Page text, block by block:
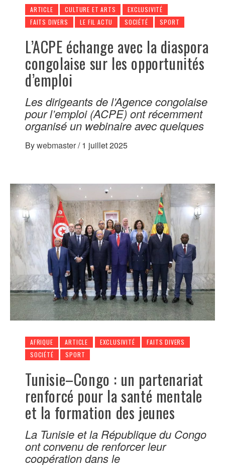
ARTICLE CULTURE ET ARTS
EXCLUSIVITÉ
FAITS DIVERS
LE FIL ACTU SOCIÉTÉ SPORT
L’ACPE échange avec la diaspora
congolaise sur les opportunités
d’emploi
Les dirigeants de l’Agence congolaise
pour l’emploi (ACPE) ont récemment
organisé un webinaire avec quelques
Bywebmaster/ 1 juillet 2025
AFRIQUE ARTICLE EXCLUSIVITÉ
FAITS DIVERS
SOCIÉTÉ
SPORT
Tunisie–Congo : un partenariat
renforcé pour la santé mentale
et la formation des jeunes
La Tunisie et la République du Congo
ont convenu de renforcer leur
coopération dans le